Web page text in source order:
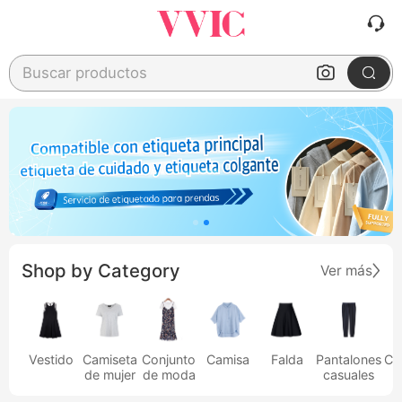
Buscar productos
Shop by Category Ver más
Vestido
Camiseta
de mujer
Conjunto
de moda
Camisa Falda
Pantalones
casuales